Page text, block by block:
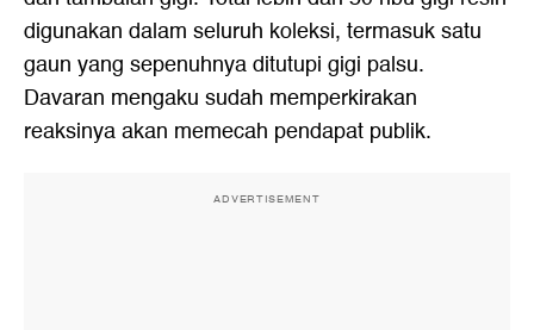
digunakan dalam seluruh koleksi, termasuk satu
gaun yang sepenuhnya ditutupi gigi palsu.
Davaran mengaku sudah memperkirakan
reaksinya akan memecah pendapat publik.
ADVERTISEMENT